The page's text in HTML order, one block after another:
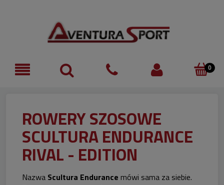
ROWERY SZOSOWE
SCULTURA ENDURANCE
RIVAL - EDITION
Nazwa Scultura Endurance mówi sama za siebie.